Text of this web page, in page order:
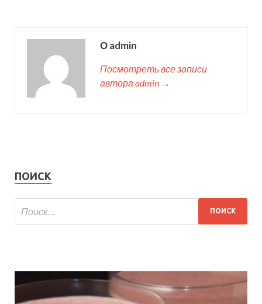
О admin
Посмотреть все записи
автора admin →
ПОИСК